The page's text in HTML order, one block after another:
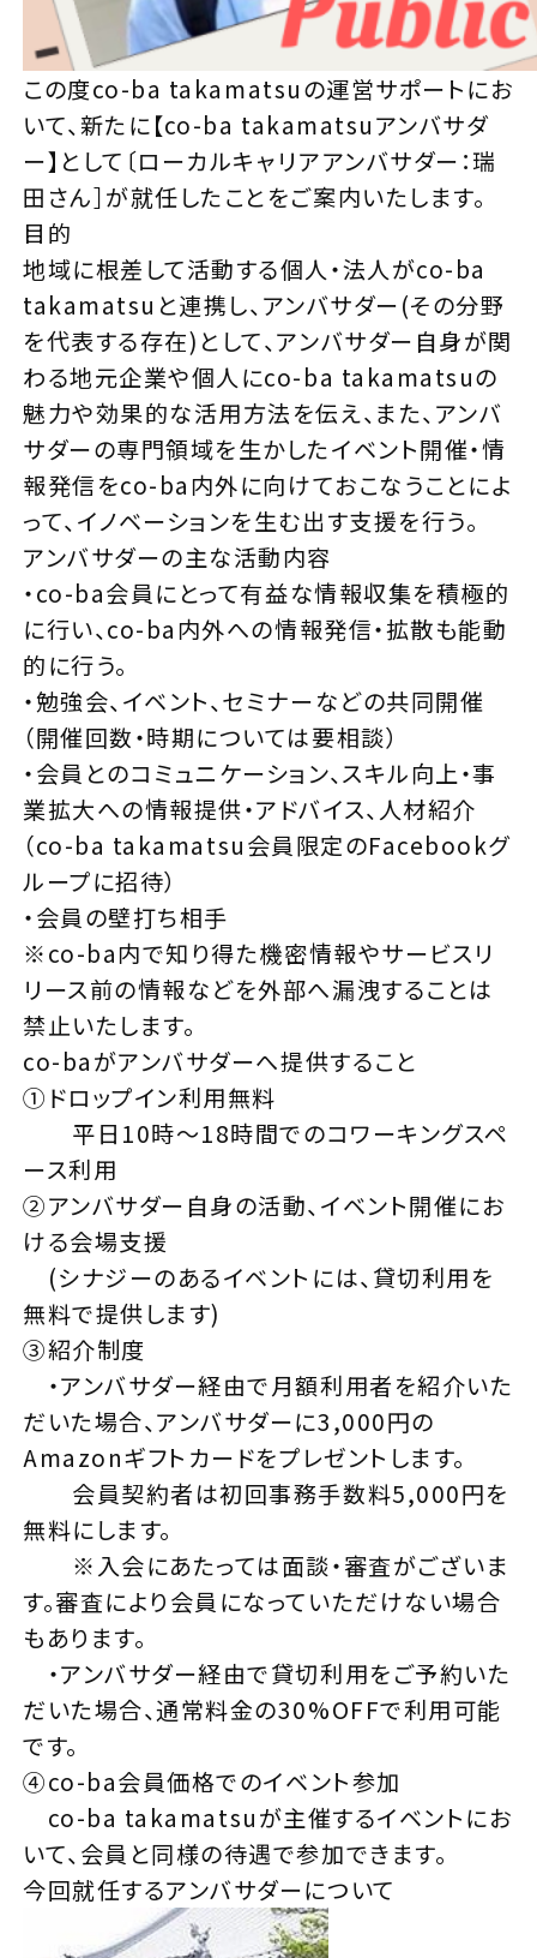
この度co-ba takamatsuの運営サポートにお
いて、新たに【co-ba takamatsuアンバサダ
ー】として〔ローカルキャリアアンバサダー：瑞
田さん］が就任したことをご案内いたします。
目的
地域に根差して活動する個人・法人がco-ba
takamatsuと連携し、アンバサダー(その分野
を代表する存在)として、アンバサダー自身が関
わる地元企業や個人にco-ba takamatsuの
魅力や効果的な活用方法を伝え、また、アンバ
サダーの専門領域を生かしたイベント開催・情
報発信をco-ba内外に向けておこなうことによ
って、イノベーションを生む出す支援を行う。
アンバサダーの主な活動内容
・co-ba会員にとって有益な情報収集を積極的
に行い、co-ba内外への情報発信・拡散も能動
的に行う。
・勉強会、イベント、セミナーなどの共同開催
（開催回数・時期については要相談）
・会員とのコミュニケーション、スキル向上・事
業拡大への情報提供・アドバイス、人材紹介
（co-ba takamatsu会員限定のFacebookグ
ループに招待）
・会員の壁打ち相手
※co-ba内で知り得た機密情報やサービスリ
リース前の情報などを外部へ漏洩することは
禁止いたします。
co-baがアンバサダーへ提供すること
①ドロップイン利用無料
平日10時～18時間でのコワーキングスペ
ース利用
②アンバサダー自身の活動、イベント開催にお
ける会場支援
(シナジーのあるイベントには、貸切利用を
無料で提供します)
③紹介制度
・アンバサダー経由で月額利用者を紹介いた
だいた場合、アンバサダーに3,000円の
Amazonギフトカードをプレゼントします。
会員契約者は初回事務手数料5,000円を
無料にします。
※入会にあたっては面談・審査がございま
す。審査により会員になっていただけない場合
もあります。
・アンバサダー経由で貸切利用をご予約いた
だいた場合、通常料金の30%OFFで利用可能
です。
④co-ba会員価格でのイベント参加
co-ba takamatsuが主催するイベントにお
いて、会員と同様の待遇で参加できます。
今回就任するアンバサダーについて